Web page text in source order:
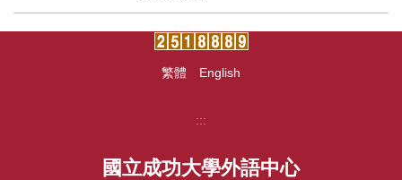
繁體 English
:::
國立成功大學外語中心